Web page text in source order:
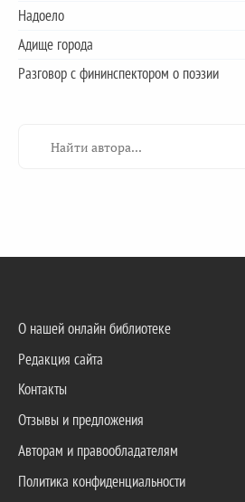
Надоело
Адище города
Разговор с фининспектором о поэзии
О нашей онлайн библиотеке
Редакция сайта
Контакты
Отзывы и предложения
Авторам и правообладателям
Политика конфиденциальности